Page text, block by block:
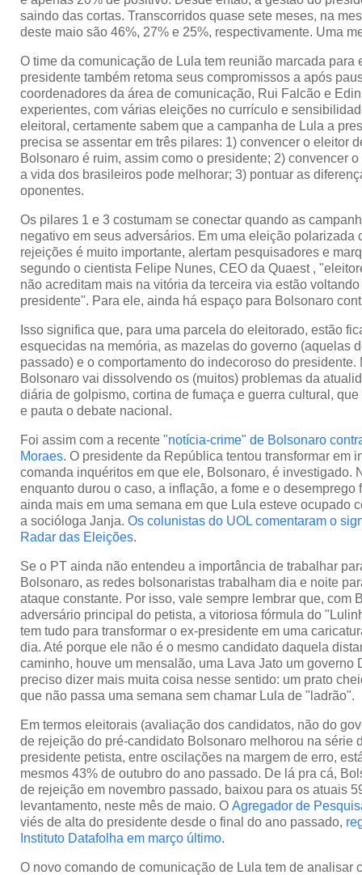
saindo das cortas. Transcorridos quase sete meses, na
deste maio são 46%, 27% e 25%, respectivamente. Uma
O time da comunicação de Lula tem reunião marcada para
presidente também retoma seus compromissos a após
coordenadores da área de comunicação, Rui Falcão e
experientes, com várias eleições no currículo e
eleitoral, certamente sabem que a campanha de Lula a
precisa se assentar em três pilares: 1) convencer o eleitor
Bolsonaro é ruim, assim como o presidente; 2) convencer
a vida dos brasileiros pode melhorar; 3) pontuar as
oponentes.
Os pilares 1 e 3 costumam se conectar quando as
negativo em seus adversários. Em uma eleição polarizada
rejeições é muito importante, alertam pesquisadores e
segundo o cientista Felipe Nunes, CEO da Quaest ,
não acreditam mais na vitória da terceira via estão
presidente". Para ele, ainda há espaço para Bolsonaro
Isso significa que, para uma parcela do eleitorado, estão
esquecidas na memória, as mazelas do governo (aquelas
passado) e o comportamento do indecoroso do presidente.
Bolsonaro vai dissolvendo os (muitos) problemas da
diária de golpismo, cortina de fumaça e guerra cultural,
e pauta o debate nacional.
Foi assim com a recente "notícia-crime" de Bolsonaro
Moraes. O presidente da República tentou transformar em
comanda inquéritos em que ele, Bolsonaro, é investigado.
enquanto durou o caso, a inflação, a fome e o desemprego
ainda mais em uma semana em que Lula esteve ocupado
a socióloga Janja. Os colunistas do UOL comentaram o
Radar das Eleições.
Se o PT ainda não entendeu a importância de trabalhar
Bolsonaro, as redes bolsonaristas trabalham dia e noite
ataque constante. Por isso, vale sempre lembrar que, com
adversário principal do petista, a vitoriosa fórmula do
tem tudo para transformar o ex-presidente em uma
dia. Até porque ele não é o mesmo candidato daquela
caminho, houve um mensalão, uma Lava Jato um governo
preciso dizer mais muita coisa nesse sentido: um prato
que não passa uma semana sem chamar Lula de "ladrão".
Em termos eleitorais (avaliação dos candidatos, não do
de rejeição do pré-candidato Bolsonaro melhorou na série
presidente petista, entre oscilações na margem de erro,
mesmos 43% de outubro do ano passado. De lá pra cá,
de rejeição em novembro passado, baixou para os atuais
levantamento, neste mês de maio. O Agregador de
viés de alta do presidente desde o final do ano passado,
Instituto Datafolha em março último.
O novo comando de comunicação de Lula tem de analisar